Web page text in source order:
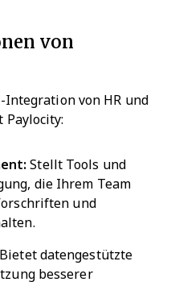
von
Integration von HR und
Paylocity:
Stellt Tools und
die Ihrem Team
und
Bietet datengestützte
besserer